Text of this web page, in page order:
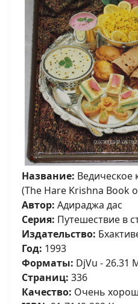
Название: Ведическое
(The Hare Krishna Book
Автор: Адираджа дас
Серия: Путешествие в
Издательство:
Год: 1993
Форматы: DjVu - 26.31
Страниц: 336
Качество: Очень